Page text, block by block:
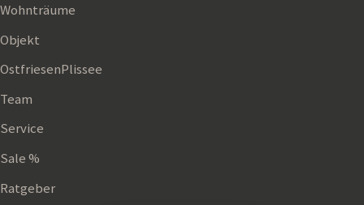
Wohnträume
Objekt
OstfriesenPlissee
Team
Service
Sale %
Ratgeber